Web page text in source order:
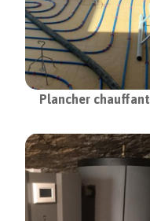
Plancher chauffant